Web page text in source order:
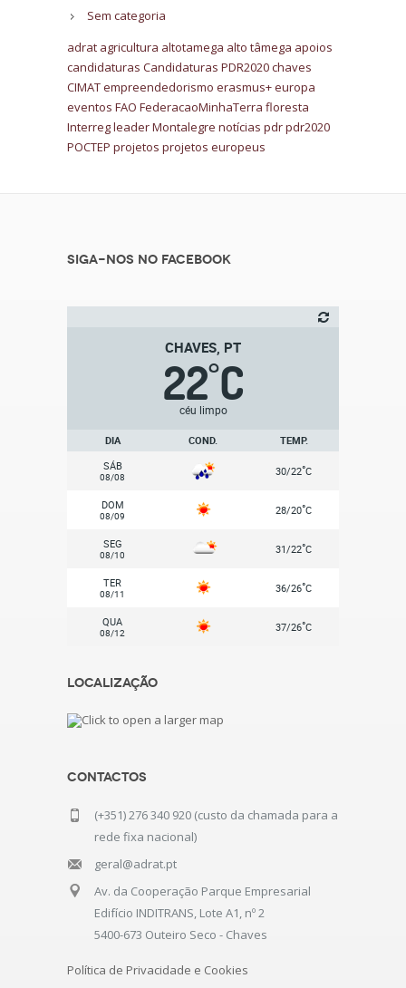
Sem categoria
adrat agricultura altotamega alto tâmega apoios
candidaturas Candidaturas PDR2020chaves
CIMATempreendedorismo erasmus+europa
eventos FAO FederacaoMinhaTerra floresta
InterregleaderMontalegre notícias pdrpdr2020
POCTEP projetos projetos europeus
Siga-nos no Facebook
CHAVES, PT
22°C
céu limpo
DIA COND.
TEMP.
SÁB
08/08 30/22°C
DOM
08/09 28/20°C
SEG
08/10 31/22°C
TER
08/11 36/26°C
QUA
08/12 37/26°C
Localização
Contactos
(+351) 276 340 920 (custo da chamada para a
rede fixa nacional)
geral@adrat.pt
Av. da Cooperação Parque Empresarial
Edifício INDITRANS, Lote A1, nº 2
5400-673 Outeiro Seco - Chaves
Política de Privacidade e Cookies